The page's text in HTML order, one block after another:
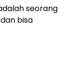
seorang
bisa